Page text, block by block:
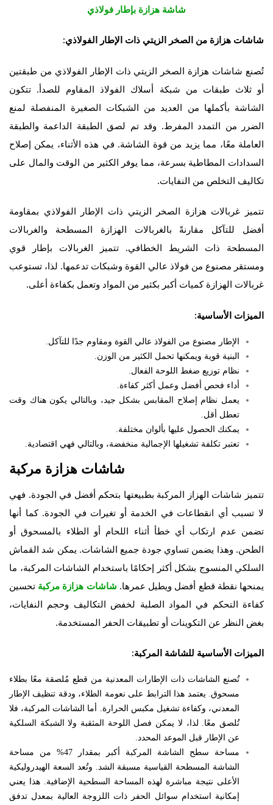
شاشة هزازة بإطار فولاذي
شاشات هزازة من الصخر الزيتي ذات الإطار الفولاذي:
تُصنع شاشات هزازة الصخر الزيتي ذات الإطار الفولاذي من طبقتين
أو ثلاث طبقات من شبكة أسلاك الفولاذ المقاوم للصدأ. تتكون
الشاشة بأكملها من العديد من الشبكات الصغيرة المنفصلة لمنع
الضرر من التمدد المفرط. وقد تم لصق الطبقة الداعمة والطبقة
العاملة معًا، مما يزيد من قوة الشاشة. في هذه الأثناء، يمكن إصلاح
السدادات المطاطية بسرعة، مما يوفر الكثير من الوقت والمال على
تكاليف التخلص من النفايات.
تتميز غربالات هزازة الصخر الزيتي ذات الإطار الفولاذي بمقاومة
أفضل للتآكل مقارنةً بالغربالات الهزازة المسطحة والغربالات
المسطحة ذات الشريط الخطافي. تتميز الغربالات بإطار قوي
ومستقر مصنوع من فولاذ عالي القوة وشبكات تدعمها. لذا، تستوعب
غربالات الهزازة كميات أكبر بكثير من المواد وتعمل بكفاءة أعلى.
الميزات الأساسية:
الإطار مصنوع من الفولاذ عالي القوة ومقاوم جدًا للتآكل.
البنية قوية ويمكنها تحمل الكثير من الوزن.
نظام توزيع ضغط اللوحة الفعال.
أداء فحص أفضل وعمل أكثر كفاءة.
يعمل نظام إصلاح المقابس بشكل جيد، وبالتالي يكون هناك وقت
تعطل أقل.
يمكنك الحصول عليها بألوان مختلفة.
تعتبر تكلفة تشغيلها الإجمالية منخفضة، وبالتالي فهي اقتصادية.
شاشات هزازة مركبة
تتميز شاشات الهزاز المركبة بطبيعتها بتحكم أفضل في الجودة. فهي
لا تسبب أي انقطاعات في الخدمة أو تغيرات في الجودة. كما أنها
تضمن عدم ارتكاب أي خطأ أثناء اللحام أو الطلاء بالمسحوق أو
الطحن. وهذا يضمن تساوي جودة جميع الشاشات. يمكن شد القماش
السلكي المنسوج بشكل أكثر إحكامًا باستخدام الشاشات المركبة، ما
يمنحها نقطة قطع أفضل ويطيل عمرها. شاشات هزازة مركبة تحسين
كفاءة التحكم في المواد الصلبة لخفض التكاليف وحجم النفايات،
بغض النظر عن التكوينات أو تطبيقات الحفر المستخدمة.
الميزات الأساسية للشاشة المركبة:
تُصنع الشاشات ذات الإطارات المعدنية من قطع مُلصقة معًا بطلاء
مسحوق. يعتمد هذا الترابط على نعومة الطلاء، ودقة تنظيف الإطار
المعدني، وكفاءة تشغيل مكبس الحرارة. أما الشاشات المركبة، فلا
تُلصق معًا. لذا، لا يمكن فصل اللوحة المثقبة ولا الشبكة السلكية
عن الإطار قبل الموعد المحدد.
مساحة سطح الشاشة المركبة أكبر بمقدار 47% من مساحة
الشاشة المسطحة القياسية مسبقة الشد. وتُعد السعة الهيدروليكية
الأعلى نتيجة مباشرة لهذه المساحة السطحية الإضافية. هذا يعني
إمكانية استخدام سوائل الحفر ذات اللزوجة العالية بمعدل تدفق